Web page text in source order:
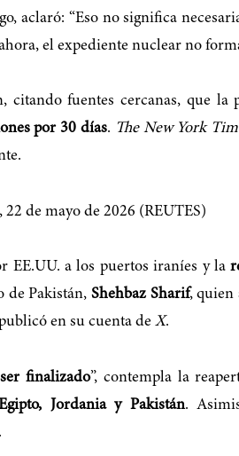
aclaró: “Eso no significa
el expediente nuclear no
citando fuentes cercanas, que la
por 30 días. The New York
EE.UU. a los puertos iraníes y la
de Pakistán, Shehbaz Sharif, quien
en su cuenta de X.
finalizado”, contempla la
Jordania y Pakistán.
.